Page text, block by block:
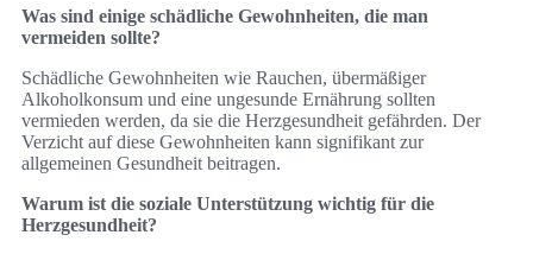
Was sind einige schädliche Gewohnheiten, die man
vermeiden sollte?
Schädliche Gewohnheiten wie Rauchen, übermäßiger
Alkoholkonsum und eine ungesunde Ernährung sollten
vermieden werden, da sie die Herzgesundheit gefährden. Der
Verzicht auf diese Gewohnheiten kann signifikant zur
allgemeinen Gesundheit beitragen.
Warum ist die soziale Unterstützung wichtig für die
Herzgesundheit?